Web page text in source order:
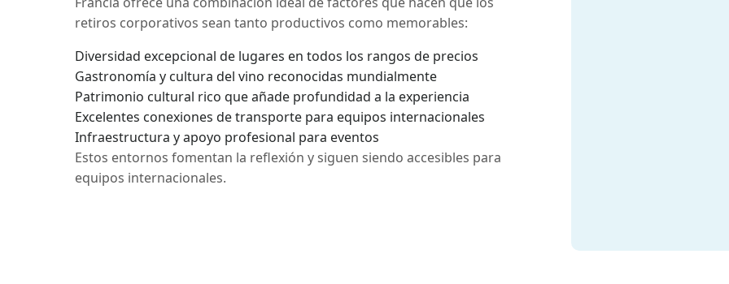
retiros corporativos sean tanto productivos como memorables:
Diversidad excepcional de lugares en todos los rangos de precios
Gastronomía y cultura del vino reconocidas mundialmente
Patrimonio cultural rico que añade profundidad a la experiencia
Excelentes conexiones de transporte para equipos internacionales
Infraestructura y apoyo profesional para eventos
Estos entornos fomentan la reflexión y siguen siendo accesibles para
equipos internacionales.